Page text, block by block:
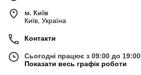
м. Київ
Київ, Україна
Контакти
Сьогодні працює з 09:00 до 19:00
Показати весь графік роботи